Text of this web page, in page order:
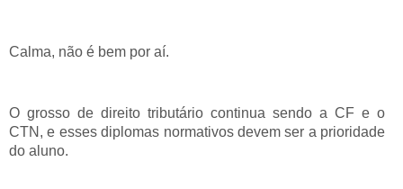
Calma, não é bem por aí.
O grosso de direito tributário continua sendo a CF e o
CTN, e esses diplomas normativos devem ser a prioridade
do aluno.